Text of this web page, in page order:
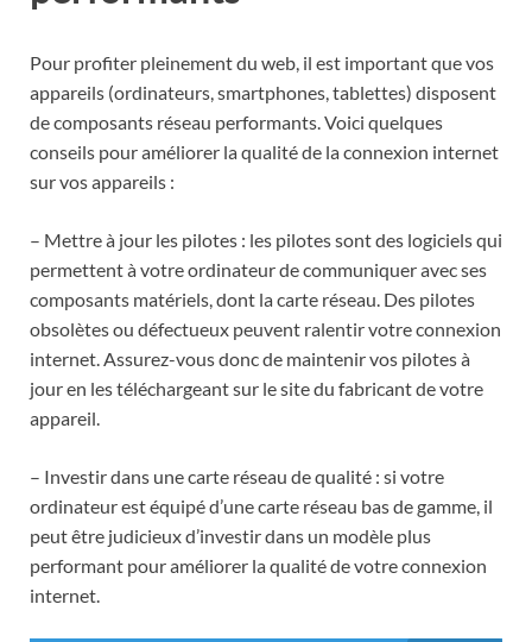
Pour profiter pleinement du web, il est important que vos
appareils (ordinateurs, smartphones, tablettes) disposent
de composants réseau performants. Voici quelques
conseils pour améliorer la qualité de la connexion internet
sur vos appareils :
– Mettre à jour les pilotes : les pilotes sont des logiciels qui
permettent à votre ordinateur de communiquer avec ses
composants matériels, dont la carte réseau. Des pilotes
obsolètes ou défectueux peuvent ralentir votre connexion
internet. Assurez-vous donc de maintenir vos pilotes à
jour en les téléchargeant sur le site du fabricant de votre
appareil.
– Investir dans une carte réseau de qualité : si votre
ordinateur est équipé d’une carte réseau bas de gamme, il
peut être judicieux d’investir dans un modèle plus
performant pour améliorer la qualité de votre connexion
internet.